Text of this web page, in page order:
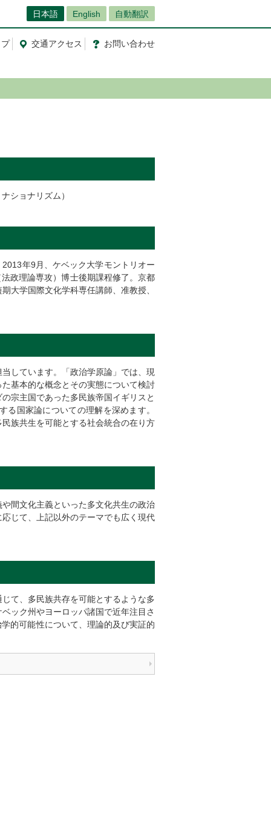
日本語 English 自動翻訳
交通アクセス お問い合わせ
ショナリズム）
年9月、ケベック大学モントリオー
政理論専攻）博士後期課程修了。京都
大学国際文化学科専任講師、准教授、
しています。「政治学原論」では、現
基本的な概念とその実態について検討
宗主国であった多民族帝国イギリスと
国家論についての理解を深めます。
族共生を可能とする社会統合の在り方
間文化主義といった多文化共生の政治
じて、上記以外のテーマでも広く現代
て、多民族共存を可能とするような多
ック州やヨーロッパ諸国で近年注目さ
的可能性について、理論的及び実証的